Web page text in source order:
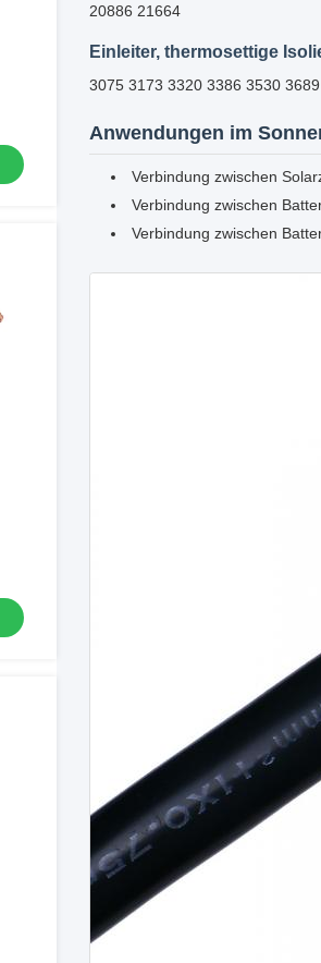
20886 21664
Einleiter, thermosettige
3075 3173 3320 3386 3530
Anwendungen im
Verbindung zwischen
Verbindung zwischen
Verbindung zwischen